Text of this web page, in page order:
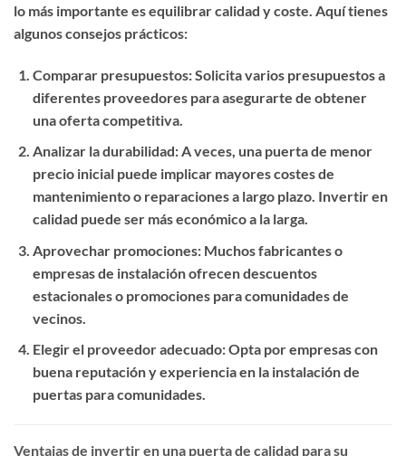
lo más importante es equilibrar calidad y coste. Aquí tienes
algunos consejos prácticos:
Comparar presupuestos: Solicita varios presupuestos a
diferentes proveedores para asegurarte de obtener
una oferta competitiva.
Analizar la durabilidad: A veces, una puerta de menor
precio inicial puede implicar mayores costes de
mantenimiento o reparaciones a largo plazo. Invertir en
calidad puede ser más económico a la larga.
Aprovechar promociones: Muchos fabricantes o
empresas de instalación ofrecen descuentos
estacionales o promociones para comunidades de
vecinos.
Elegir el proveedor adecuado: Opta por empresas con
buena reputación y experiencia en la instalación de
puertas para comunidades.
Ventajas de invertir en una puerta de calidad para su